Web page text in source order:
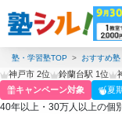
塾・学習塾TOP おすすめ
神戸市 2位 鈴蘭台駅 1位
キャンペーン対象
夏
40年以上・30万人以上の個